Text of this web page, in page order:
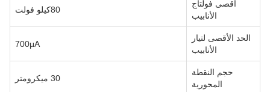
أقصى فولتاج
الأنابيب
80كيلو فولت
الحد الأقصى لتيار
الأنابيب
700μA
حجم النقطة
المحورية
30 ميكرومتر